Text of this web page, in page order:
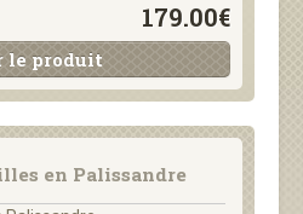
179.00€
le produit
en Palissandre